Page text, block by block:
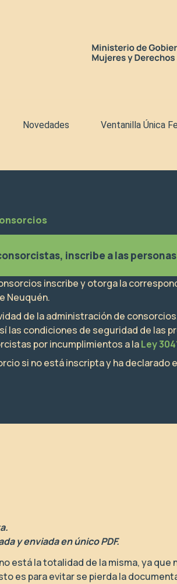
Novedades Ventanilla Única
inscribe a las
inscribe y otorga la
Neuquén.
de la administración de
las condiciones de seguridad de las
por incumplimientos a laLey
si no está inscripta y ha
y enviada en único PDF.
está la totalidad de la misma, ya
es para evitar se pierda la